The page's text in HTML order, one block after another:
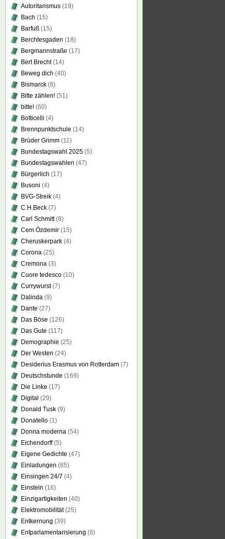
Autoritarismus (19)
Bach (15)
Barfuß (15)
Berchtesgaden (18)
Bergmannstraße (17)
Bert Brecht(14)
Beweg dich (40)
Bismarck (8)
Bitte zählen! (51)
bitte! (60)
Botticelli (4)
Brennpunktschule (14)
Brüder Grimm (11)
Bundestagswahl 2025 (5)
Bundestagswahlen (47)
Bürgerlich (17)
Busoni (4)
BVG-Streik (4)
C.H.Beck (7)
Carl Schmitt(8)
Cem Özdemir (15)
Cheruskerpark (4)
Corona (25)
Cremona (3)
Cuore tedesco (10)
Currywurst(7)
Dalinda (9)
Dante (27)
Das Böse (126)
Das Gute (117)
Demographie (25)
Der Westen (24)
Desiderius Erasmus von Rotterdam (7)
Deutschstunde (169)
Die Linke (17)
Digital (29)
Donald Tusk (9)
Donatello (1)
Donna moderna (54)
Eichendorff(5)
Eigene Gedichte (47)
Einladungen (85)
Einsingen 24/7 (4)
Einstein (16)
Einzigartigkeiten (40)
Elektromobilität(25)
Entkernung (39)
Entparlamentarisierung (8)